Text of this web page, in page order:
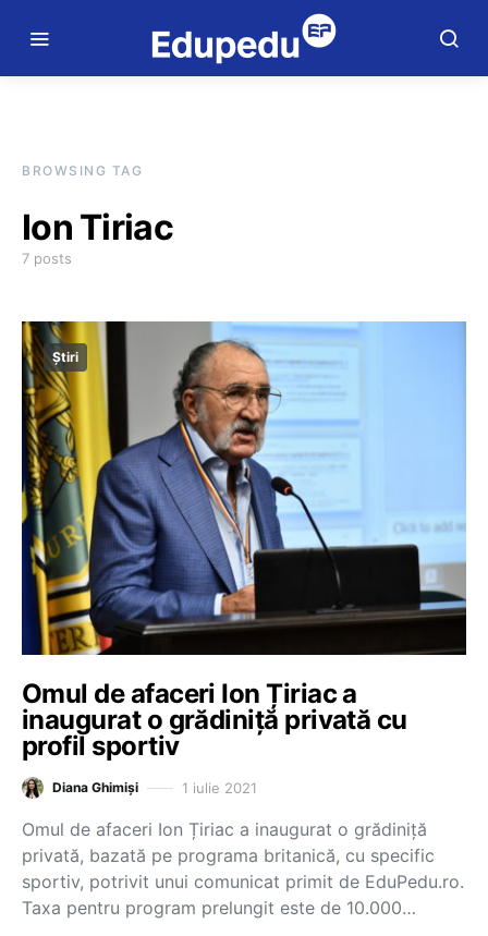
BROWSING TAG
Ion Tiriac
7 posts
Știri
Omul de afaceri Ion Țiriac a
inaugurat o grădiniță privată cu
profil sportiv
Diana Ghimiși 1 iulie 2021
Omul de afaceri Ion Țiriac a inaugurat o grădiniță
privată, bazată pe programa britanică, cu specific
sportiv, potrivit unui comunicat primit de EduPedu.ro.
Taxa pentru program prelungit este de 10.000…